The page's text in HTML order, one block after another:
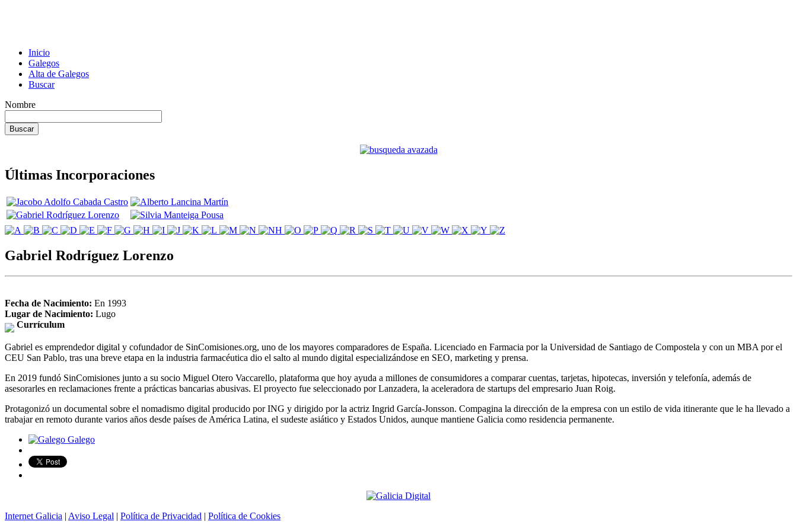
Inicio
Galegos
Alta de Galegos
Buscar
Nombre
Últimas Incorporaciones
Gabriel Rodríguez Lorenzo
Fecha de Nacimiento: En 1993
Lugar de Nacimiento: Lugo
Currículum
Gabriel es emprendedor digital y cofundador de SinComisiones.org, uno de los mayores comparadores de España. Licenciado en Farmacia por la Universidad de Santiago de Compostela y con un MBA por el
CEU San Pablo, tras una breve etapa en la industria farmacéutica dio el salto al mundo digital especializándose en SEO, marketing y prensa.
En 2019 fundó SinComisiones junto a su socio Miguel Otero Vaccarello, plataforma que hoy ayuda a millones de consumidores a comparar cuentas, tarjetas, hipotecas, inversión y telefonía, además de
asesorarles en reclamaciones frente a prácticas bancarias abusivas. El proyecto fue seleccionado por Lanzadera, la aceleradora de startups del empresario Juan Roig.
Protagonizó un documental sobre el nomadismo digital producido por ING y dirigido por la actriz Ingrid García-Jonsson. Compagina la dirección de la empresa con un estilo de vida itinerante que le ha llevado a
trabajar en remoto durante varios años desde países de América Latina, el sudeste asiático y Estados Unidos, aunque mantiene Galicia como residencia permanente.
Galego
Internet Galicia | Aviso Legal | Política de Privacidad | Política de Cookies